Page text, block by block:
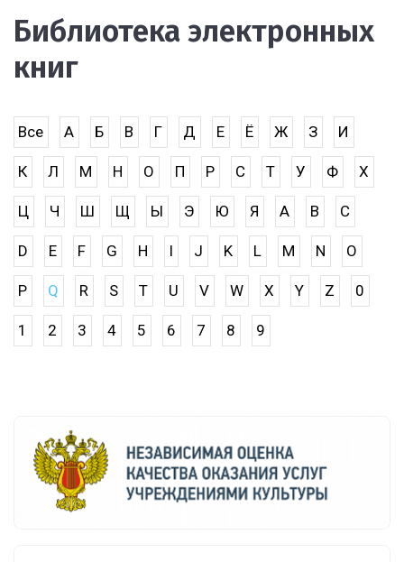
Библиотека электронных
книг
Все А Б В Г Д Е Ё Ж З И
К Л М Н О П Р С Т У Ф Х
Ц Ч Ш Щ Ы Э Ю Я A B C
D E F G H I J K L M N O
P Q R S T U V W X Y Z 0
1 2 3 4 5 6 7 8 9